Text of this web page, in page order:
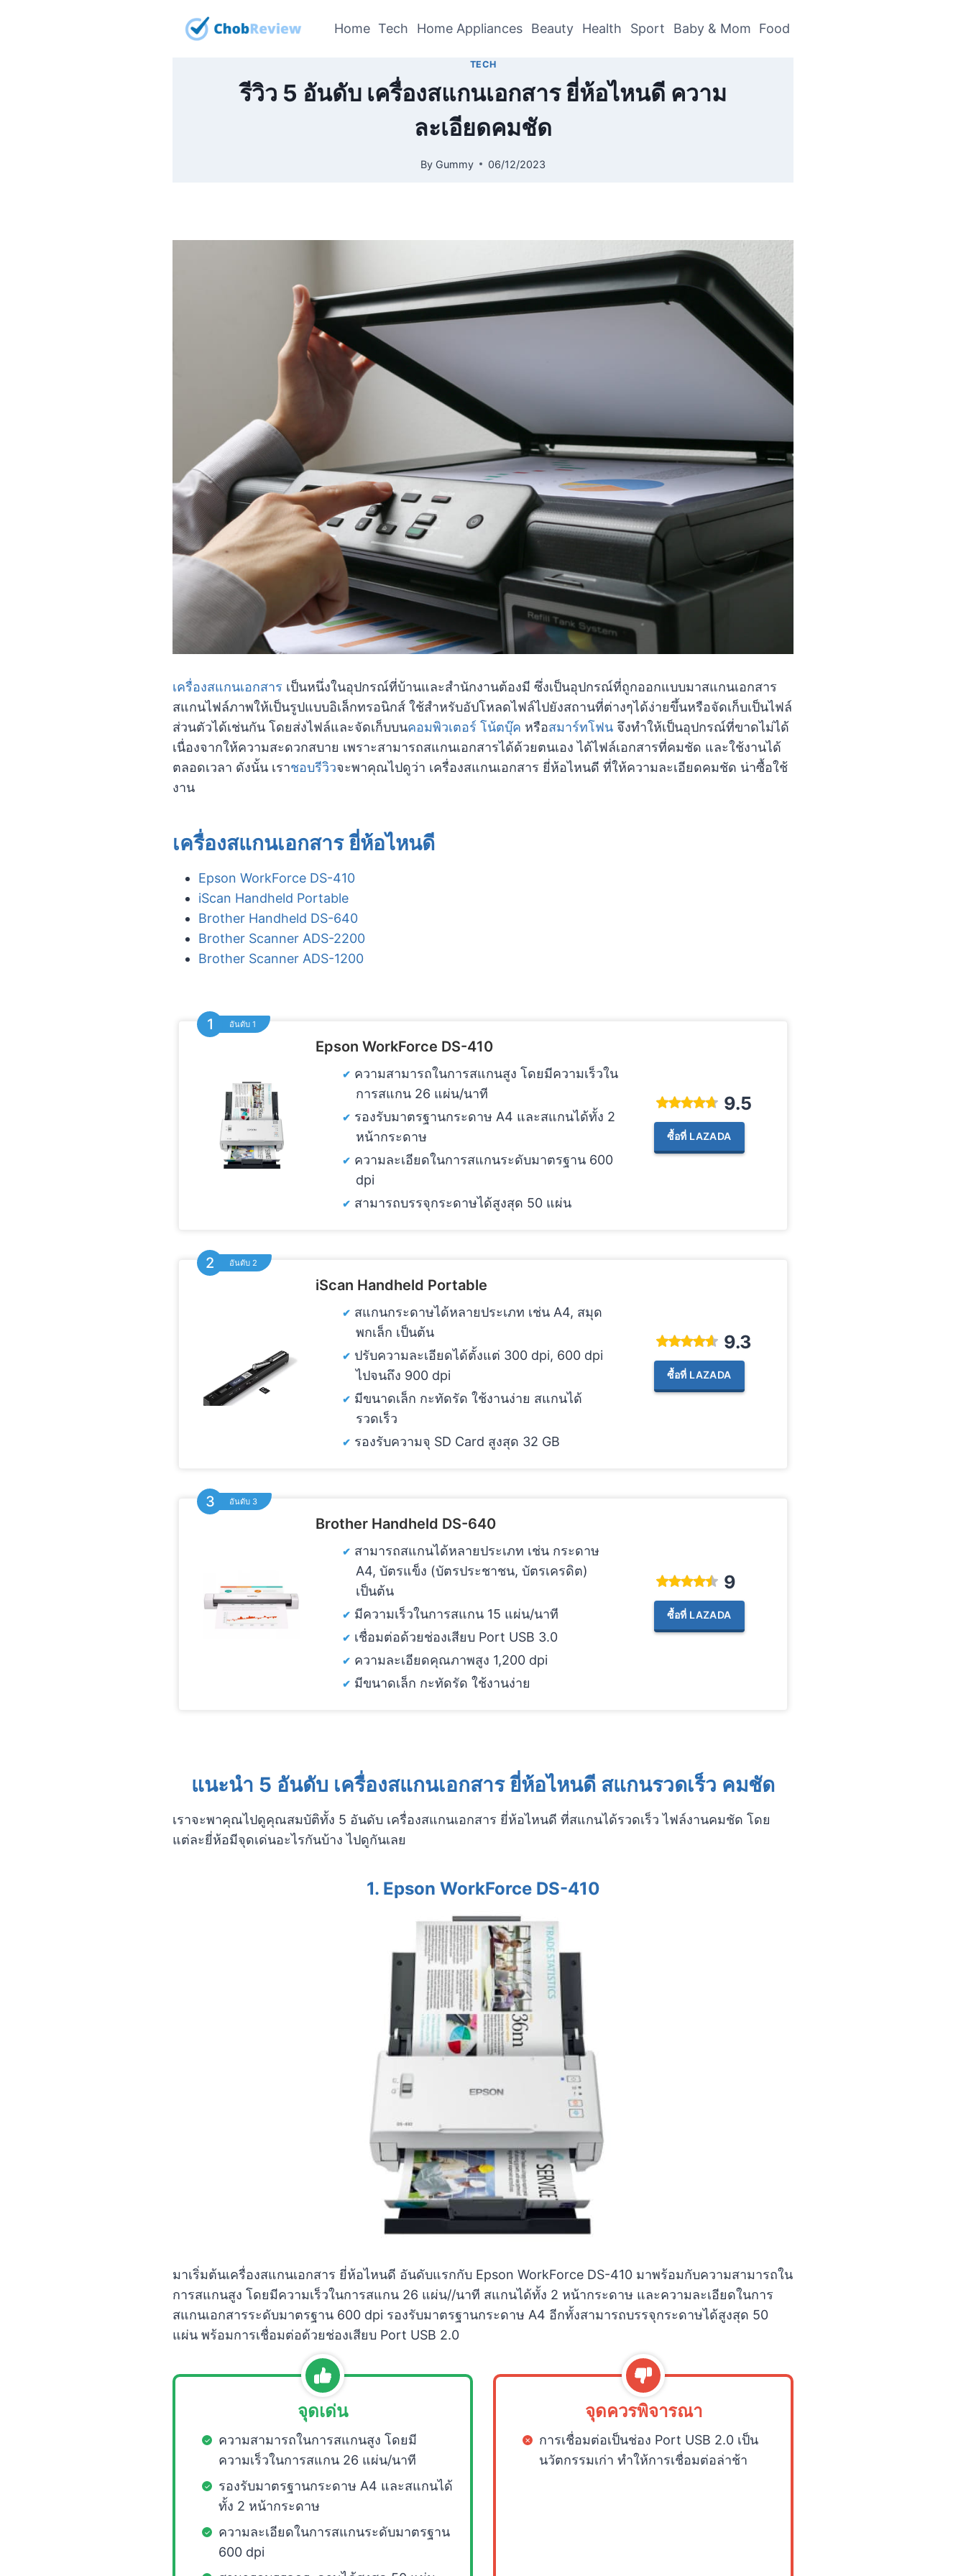
Home Tech Home Appliances Beauty Health Sport Baby & Mom Food
TECH
รีวิว 5 อันดับ เครื่องสแกนเอกสาร ยี่ห้อไหนดี ความ
ละเอียดคมชัด
By Gummy 06/12/2023
เครื่องสแกนเอกสาร เป็นหนึ่งในอุปกรณ์ที่บ้านและสำนักงานต้องมี ซึ่งเป็นอุปกรณ์ที่ถูกออกแบบมาสแกนเอกสาร
สแกนไฟล์ภาพให้เป็นรูปแบบอิเล็กทรอนิกส์ ใช้สำหรับอัปโหลดไฟล์ไปยังสถานที่ต่างๆได้ง่ายขึ้นหรือจัดเก็บเป็นไฟล์
ส่วนตัวได้เช่นกัน โดยส่งไฟล์และจัดเก็บบนคอมพิวเตอร์ โน้ตบุ๊ค หรือสมาร์ทโฟน จึงทำให้เป็นอุปกรณ์ที่ขาดไม่ได้
เนื่องจากให้ความสะดวกสบาย เพราะสามารถสแกนเอกสารได้ด้วยตนเอง ได้ไฟล์เอกสารที่คมชัด และใช้งานได้
ตลอดเวลา ดังนั้น เราชอบรีวิวจะพาคุณไปดูว่า เครื่องสแกนเอกสาร ยี่ห้อไหนดี ที่ให้ความละเอียดคมชัด น่าซื้อใช้
งาน
เครื่องสแกนเอกสาร ยี่ห้อไหนดี
Epson WorkForce DS-410
iScan Handheld Portable
Brother Handheld DS-640
Brother Scanner ADS-2200
Brother Scanner ADS-1200
อันดับ 1
Epson WorkForce DS-410
ความสามารถในการสแกนสูง โดยมีความเร็วใน
การสแกน 26 แผ่น/นาที
รองรับมาตรฐานกระดาษ A4 และสแกนได้ทั้ง 2
หน้ากระดาษ
ความละเอียดในการสแกนระดับมาตรฐาน 600
dpi
สามารถบรรจุกระดาษได้สูงสุด 50 แผ่น
9.5
ซื้อที่ LAZADA
อันดับ 2
iScan Handheld Portable
สแกนกระดาษได้หลายประเภท เช่น A4, สมุด
พกเล็ก เป็นต้น
ปรับความละเอียดได้ตั้งแต่ 300 dpi, 600 dpi
ไปจนถึง 900 dpi
มีขนาดเล็ก กะทัดรัด ใช้งานง่าย สแกนได้
รวดเร็ว
รองรับความจุ SD Card สูงสุด 32 GB
9.3
ซื้อที่ LAZADA
อันดับ 3
Brother Handheld DS-640
สามารถสแกนได้หลายประเภท เช่น กระดาษ
A4, บัตรแข็ง (บัตรประชาชน, บัตรเครดิต)
เป็นต้น
มีความเร็วในการสแกน 15 แผ่น/นาที
เชื่อมต่อด้วยช่องเสียบ Port USB 3.0
ความละเอียดคุณภาพสูง 1,200 dpi
มีขนาดเล็ก กะทัดรัด ใช้งานง่าย
9
ซื้อที่ LAZADA
แนะนำ 5 อันดับ เครื่องสแกนเอกสาร ยี่ห้อไหนดี สแกนรวดเร็ว คมชัด
เราจะพาคุณไปดูคุณสมบัติทั้ง 5 อันดับ เครื่องสแกนเอกสาร ยี่ห้อไหนดี ที่สแกนได้รวดเร็ว ไฟล์งานคมชัด โดย
แต่ละยี่ห้อมีจุดเด่นอะไรกันบ้าง ไปดูกันเลย
1. Epson WorkForce DS-410
มาเริ่มต้นเครื่องสแกนเอกสาร ยี่ห้อไหนดี อันดับแรกกับ Epson WorkForce DS-410 มาพร้อมกับความสามารถใน
การสแกนสูง โดยมีความเร็วในการสแกน 26 แผ่น//นาที สแกนได้ทั้ง 2 หน้ากระดาษ และความละเอียดในการ
สแกนเอกสารระดับมาตรฐาน 600 dpi รองรับมาตรฐานกระดาษ A4 อีกทั้งสามารถบรรจุกระดาษได้สูงสุด 50
แผ่น พร้อมการเชื่อมต่อด้วยช่องเสียบ Port USB 2.0
จุดเด่น
ความสามารถในการสแกนสูง โดยมี
ความเร็วในการสแกน 26 แผ่น/นาที
รองรับมาตรฐานกระดาษ A4 และสแกนได้
ทั้ง 2 หน้ากระดาษ
ความละเอียดในการสแกนระดับมาตรฐาน
600 dpi
จุดควรพิจารณา
การเชื่อมต่อเป็นช่อง Port USB 2.0 เป็น
นวัตกรรมเก่า ทำให้การเชื่อมต่อล่าช้า